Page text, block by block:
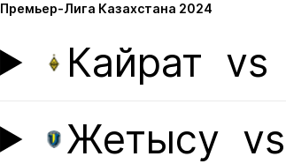
Премьер-Лига Казахстана 2024
Кайрат vs
Жетысу vs